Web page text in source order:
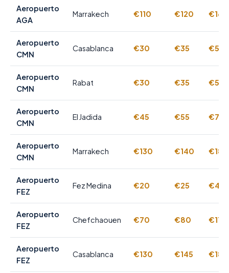
Aeropuerto
AGA
Marrakech €110 €120 €160
Aeropuerto
CMN
Casablanca €30 €35 €50
Aeropuerto
CMN
Rabat €30 €35 €50
Aeropuerto
CMN
El Jadida €45 €55 €75
Aeropuerto
CMN
Marrakech €130 €140 €180
Aeropuerto
FEZ
Fez Medina €20 €25 €40
Aeropuerto
FEZ
Chefchaouen €70 €80 €110
Aeropuerto
FEZ
Casablanca €130 €145 €185